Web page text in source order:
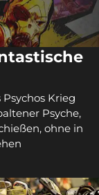
Krieg
Psyche,
ohne in